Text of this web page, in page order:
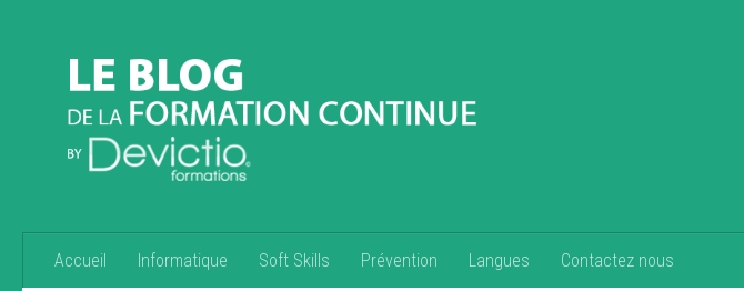
Accueil Informatique Soft Skills Prévention Langues Contactez nous